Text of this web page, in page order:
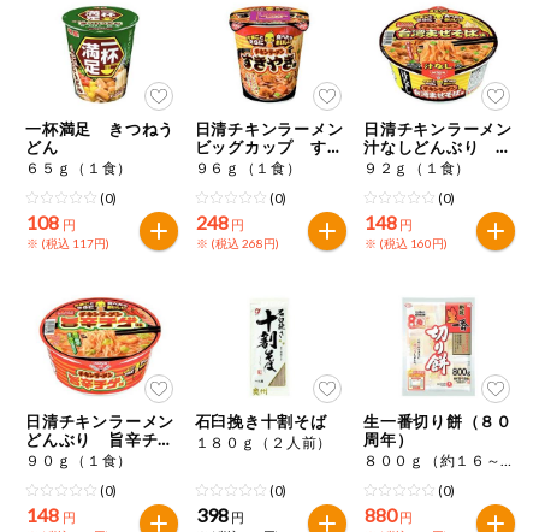
一杯満足 きつねう
どん
６５ｇ（１食）
(0)
108 円
※ (税込 117円)
日清チキンラーメン
ビッグカップ すき
やき味
９６ｇ（１食）
(0)
248 円
※ (税込 268円)
日清チキンラーメン
汁なしどんぶり 台
湾まぜそば味
９２ｇ（１食）
(0)
148 円
※ (税込 160円)
日清チキンラーメン
どんぶり 旨辛チゲ
味
９０ｇ（１食）
(0)
148 円
石臼挽き十割そば
１８０ｇ（２人前）
(0)
398 円
生一番切り餅（８０
周年）
８００ｇ（約１６～１８個）
(0)
880円